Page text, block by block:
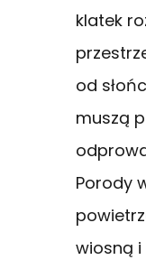
klatek
od
muszą
Porody
wiosną